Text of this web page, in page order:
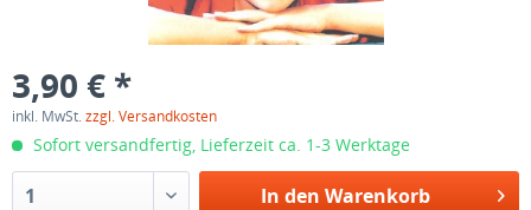
3,90 € *
inkl. MwSt.zzgl. Versandkosten
Sofort versandfertig, Lieferzeit ca. 1-3 Werktage
In den Warenkorb